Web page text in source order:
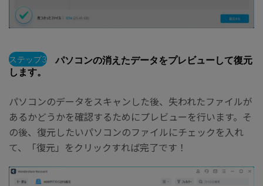
ステップ3
パソコンの消えたデータをプレビューして復元
します。
パソコンのデータをスキャンした後、失われたファイルが
あるかどうかを確認するためにプレビューを行います。そ
の後、復元したいパソコンのファイルにチェックを入れ
て、「復元」をクリックすれば完了です！